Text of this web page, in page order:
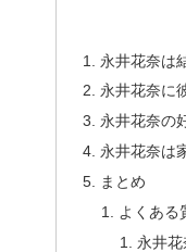
永井花奈は
永井花奈に
永井花奈の
永井花奈は
まとめ
よくある
永井